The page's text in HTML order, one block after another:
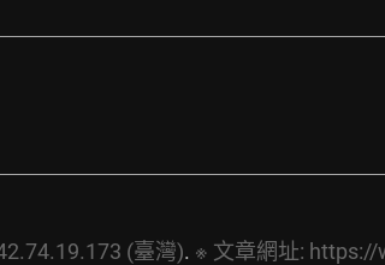
(臺灣). ※ 文章網址: